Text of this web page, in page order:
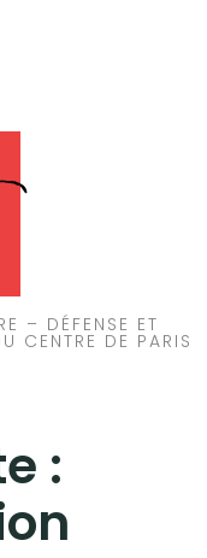
– DÉFENSE ET
CENTRE DE PARIS
: